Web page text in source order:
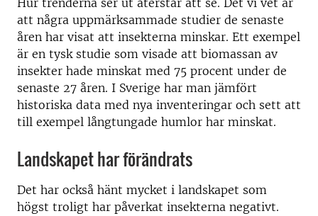
Hur trenderna ser ut återstår att se. Det vi vet är
att några uppmärksammade studier de senaste
åren har visat att insekterna minskar. Ett exempel
är en tysk studie som visade att biomassan av
insekter hade minskat med 75 procent under de
senaste 27 åren. I Sverige har man jämfört
historiska data med nya inventeringar och sett att
till exempel långtungade humlor har minskat.
Landskapet har förändrats
Det har också hänt mycket i landskapet som
högst troligt har påverkat insekterna negativt.